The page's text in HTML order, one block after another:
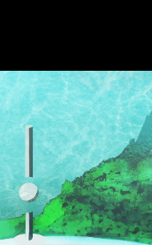
団員募集中